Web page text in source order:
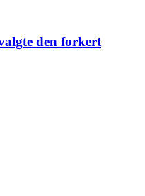
den forkert